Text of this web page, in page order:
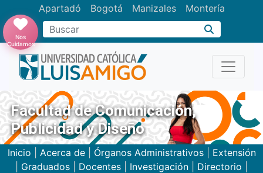
Apartadó Bogotá Manizales Montería
Buscar
Nos
Cuidamos
Facultad de Comunicación,
Publicidad y Diseño
Inicio Acerca de| Órganos Administrativos| Extensión
Graduados Docentes Investigación Directorio